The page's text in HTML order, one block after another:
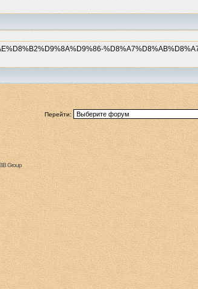
Перейти:
Group